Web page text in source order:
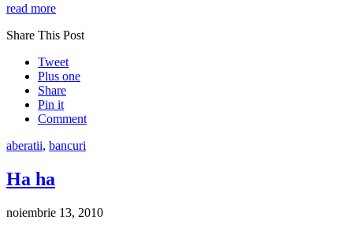
read more
Share This Post
Tweet
Plus one
Share
Pin it
Comment
aberatii, bancuri
Ha ha
noiembrie 13, 2010